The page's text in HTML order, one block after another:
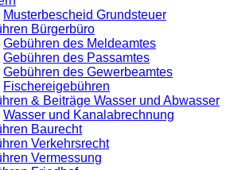
Musterbescheid Grundsteuer
Bürgerbüro
Gebühren des Meldeamtes
Gebühren des Passamtes
Gebühren des Gewerbeamtes
Fischereigebühren
& Beiträge Wasser und Abwasser
Wasser und Kanalabrechnung
Baurecht
Verkehrsrecht
Vermessung